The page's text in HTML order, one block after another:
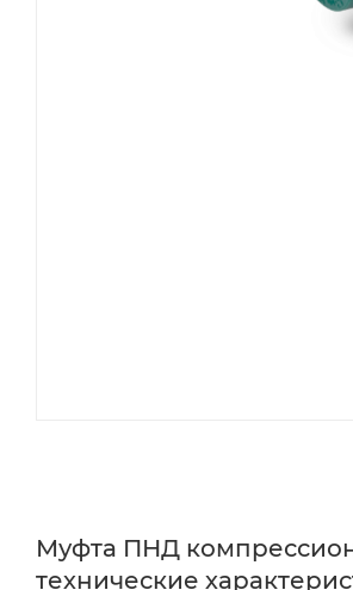
Муфта ПНД
технические